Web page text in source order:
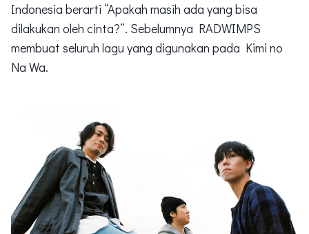
Indonesia berarti “Apakah masih ada yang bisa
dilakukan oleh cinta?”. Sebelumnya RADWIMPS
membuat seluruh lagu yang digunakan pada Kimi no
Na Wa.